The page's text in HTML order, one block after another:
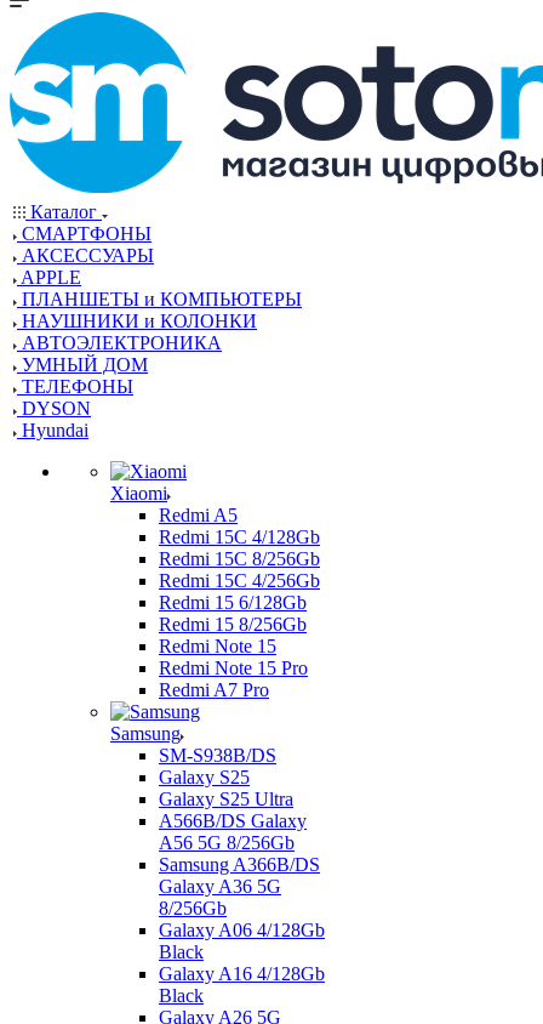
Каталог
СМАРТФОНЫ
АКСЕССУАРЫ
APPLE
ПЛАНШЕТЫ и КОМПЬЮТЕРЫ
НАУШНИКИ и КОЛОНКИ
АВТОЭЛЕКТРОНИКА
УМНЫЙ ДОМ
ТЕЛЕФОНЫ
DYSON
Hyundai
Xiaomi
Redmi A5
Redmi 15C 4/128Gb
Redmi 15C 8/256Gb
Redmi 15C 4/256Gb
Redmi 15 6/128Gb
Redmi 15 8/256Gb
Redmi Note 15
Redmi Note 15 Pro
Redmi A7 Pro
Samsung
SM-S938B/DS
Galaxy S25
Galaxy S25 Ultra
A566B/DS Galaxy
A56 5G 8/256Gb
Samsung A366B/DS
Galaxy A36 5G
8/256Gb
Galaxy A06 4/128Gb
Black
Galaxy A16 4/128Gb
Black
Galaxy A26 5G